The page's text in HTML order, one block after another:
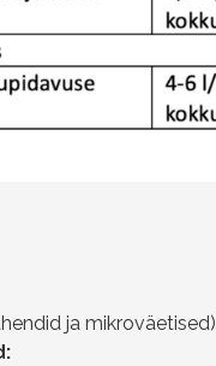
ja mikroväetised)